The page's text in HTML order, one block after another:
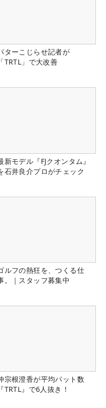
ターこじらせ記者が
「TRTL」で大改善
新モデル『FJクオンタム』
石井良介プロがチェック
ルフの熱狂を、つくる仕
。｜スタッフ募集中
宗根澄香が平均パット数
『TRTL』で6人抜き！